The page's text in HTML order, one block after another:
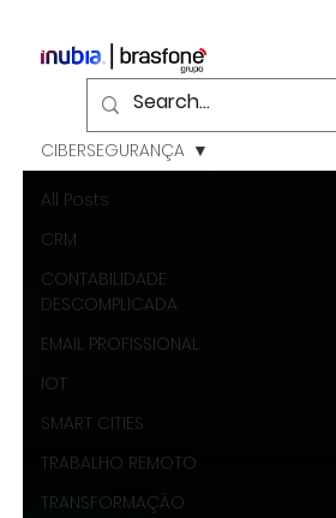
All Posts
CRM
CONTABILIDADE
DESCOMPLICADA
EMAIL PROFISSIONAL
IOT
SMART CITIES
TRABALHO REMOTO
TRANSFORMAÇÃO
CIBERSEGURANÇA